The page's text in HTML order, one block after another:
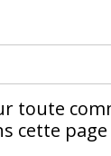
toute
cette page